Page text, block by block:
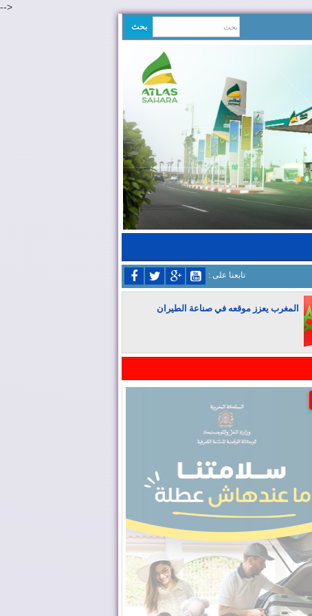
-->
: تابعنا على
المغرب يعزز موقعه في صناعة الطيران